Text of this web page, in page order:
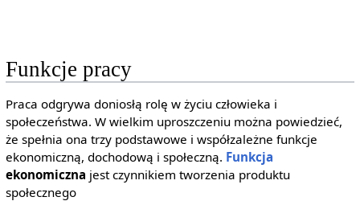
Funkcje pracy
Praca odgrywa doniosłą rolę w życiu człowieka i
społeczeństwa. W wielkim uproszczeniu można powiedzieć,
że spełnia ona trzy podstawowe i współzależne funkcje
ekonomiczną, dochodową i społeczną. Funkcja
ekonomiczna jest czynnikiem tworzenia produktu
społecznego